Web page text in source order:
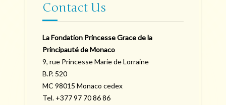
Contact Us
La Fondation Princesse Grace de la
Principauté de Monaco
9, rue Princesse Marie de Lorraine
B.P. 520
MC 98015 Monaco cedex
Tel. +377 97 70 86 86